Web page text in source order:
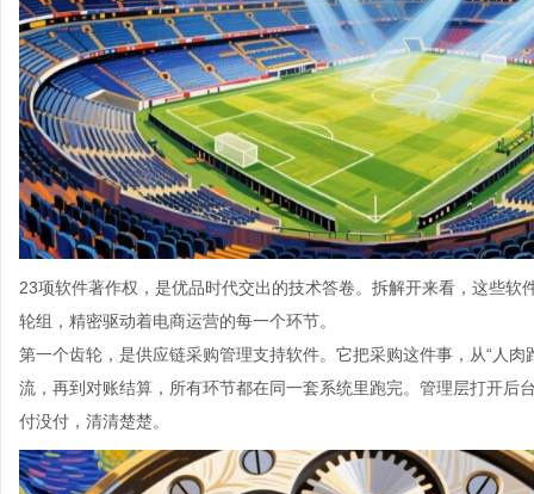
23项软件著作权，是优品时代交出的技术答卷。拆解开来看，这些软
轮组，精密驱动着电商运营的每一个环节。
第一个齿轮，是供应链采购管理支持软件。它把采购这件事，从“人
流，再到对账结算，所有环节都在同一套系统里跑完。管理层打开
付没付，清清楚楚。